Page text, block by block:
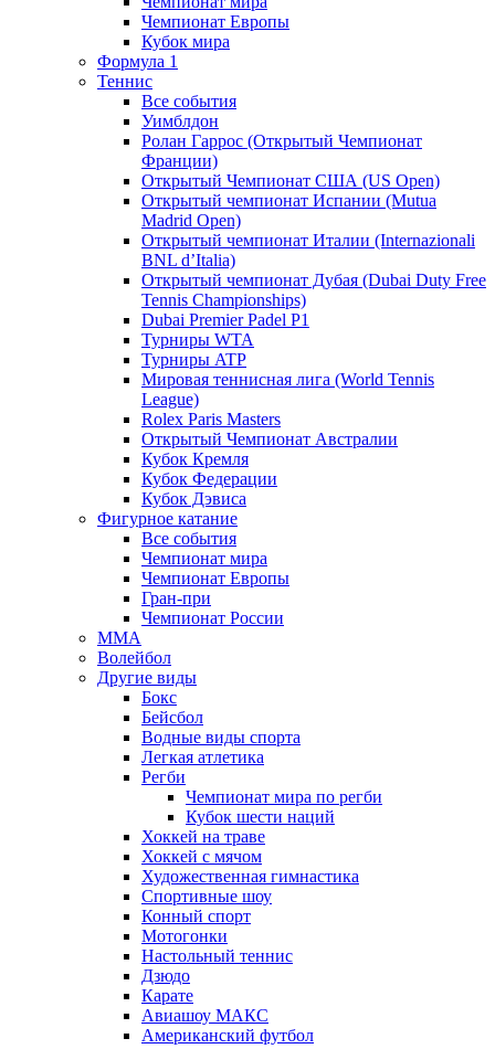
Чемпионат Европы
Кубок мира
Формула 1
Теннис
Все события
Уимблдон
Ролан Гаррос (Открытый Чемпионат
Франции)
Открытый Чемпионат США (US Open)
Открытый чемпионат Испании (Mutua
Madrid Open)
Открытый чемпионат Италии (Internazionali
BNL d’Italia)
Открытый чемпионат Дубая (Dubai Duty Free
Tennis Championships)
Dubai Premier Padel P1
Турниры WTA
Турниры ATP
Мировая теннисная лига (World Tennis
League)
Rolex Paris Masters
Открытый Чемпионат Австралии
Кубок Кремля
Кубок Федерации
Кубок Дэвиса
Фигурное катание
Все события
Чемпионат мира
Чемпионат Европы
Гран-при
Чемпионат России
MMA
Волейбол
Другие виды
Бокс
Бейсбол
Водные виды спорта
Легкая атлетика
Регби
Чемпионат мира по регби
Кубок шести наций
Хоккей на траве
Хоккей с мячом
Художественная гимнастика
Спортивные шоу
Конный спорт
Мотогонки
Настольный теннис
Дзюдо
Карате
Авиашоу МАКС
Американский футбол